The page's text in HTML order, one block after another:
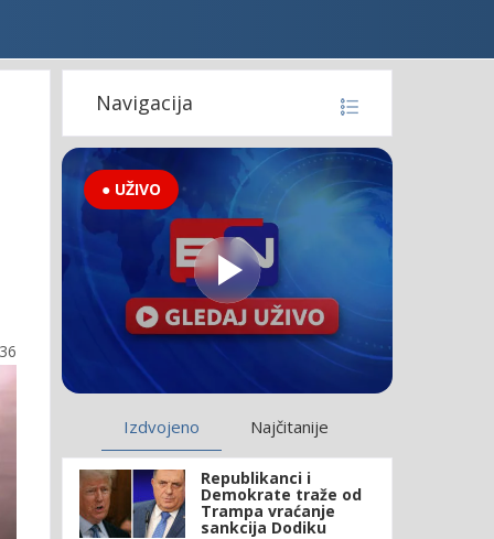
Navigacija
● UŽIVO
Izdvojeno Najčitanije
Republikanci i
Demokrate traže od
Trampa vraćanje
sankcija Dodiku